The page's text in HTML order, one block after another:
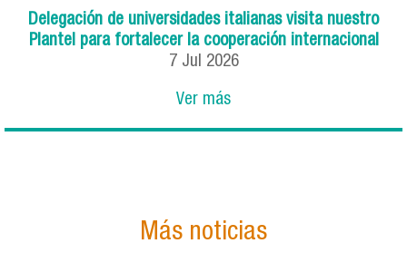
Delegación de universidades italianas visita nuestro
Plantel para fortalecer la cooperación internacional
7 Jul 2026
Ver más
Más noticias